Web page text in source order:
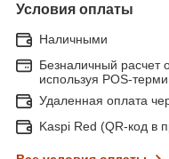
Условия оплаты
Наличными
Безналичный расчет
используя POS-
Удаленная оплата
Kaspi Red (QR-код в